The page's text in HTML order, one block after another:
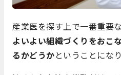
産業医を探す上で一番重要
よいよい組織づくりをおこ
るかどうかということになり